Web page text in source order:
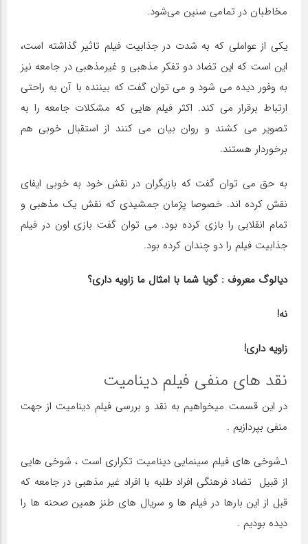
مخاطبان در تمامی سنین می‌شود.
یکی از عواملی که به شدت در جذابیت فیلم تاثیر گذاشته است،
این است که این تضاد دو تفکر مذهبی و غیرمذهبی در جامعه نیز
به وفور دیده می شود و می توان گفت که بیننده با آن به راحتی
ارتباط برقرار می کند. اکثر فیلم هایی که مشکلات جامعه را به
تصویر می کشند و روان بیان می کنند از استقبال خوبی هم
برخوردار هستند.
به حق می توان گفت که بازیگران در نقش خود به خوبی ایفای
نقش کرده اند. خصوصا پژمان جمشیدی که نقش یک مذهبی و
تمام انقلابی را بازی کرده بود. می توان گفت بازی اون در فیلم
جذابیت فیلم را دو چندان کرده بود.
دیالوگ معروف : گویا شما با امثال ما زاویه داری؟
نه!
زاویه داری!
نقد های منفی فیلم دینامیت
در این قسمت میخواهیم به نقد و بررسی فیلم دینامیت از جهت
منفی بپردازیم .
۱_شوخی های فیلم سینمایی دینامیت تکراری است ، شوخی هایی
از قبیل تضاد فرهنگی افراد طلبه با افراد غیر مذهبی در جامعه که
قبل از این بارها در فیلم ها و سریال های طنز همین صحنه ها را
دیده بودیم .